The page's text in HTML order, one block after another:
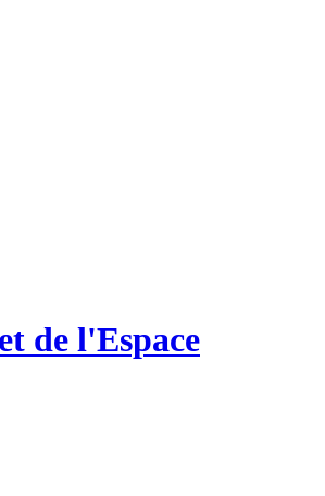
de l'Espace